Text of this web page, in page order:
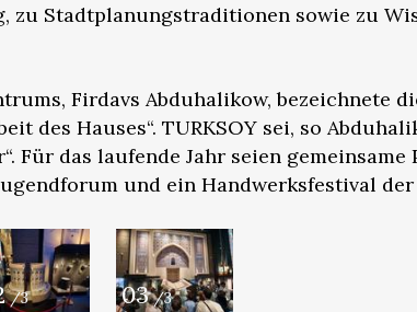
zu Stadtplanungstraditionen sowie zu
Firdavs Abduhalikow, bezeichnete
des Hauses“. TURKSOY sei, so
Für das laufende Jahr seien
und ein Handwerksfestival
/3 03 /3